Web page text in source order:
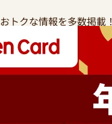
おトクな情報を多数掲載！